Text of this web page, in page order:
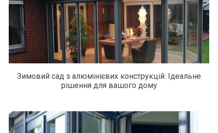
Зимовий сад з алюмінієвих конструкцій: Ідеальне
рішення для вашого дому